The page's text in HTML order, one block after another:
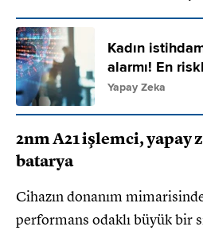
Kadın
alarmı! En
Yapay Zeka
2nm A21 işlemci, yapay
batarya
Cihazın donanım
performans odaklı büyük bir